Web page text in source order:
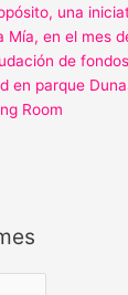
una
Mía, en el mes
de
en parque
Room